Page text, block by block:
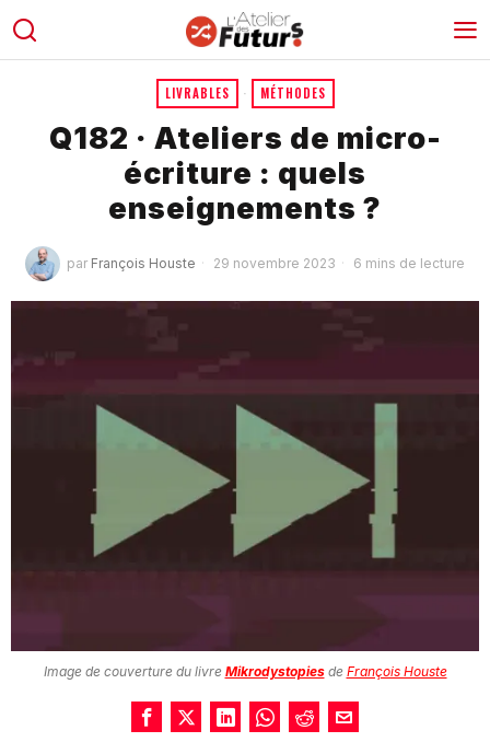
LIVRABLES · MÉTHODES
Q182 · Ateliers de micro-
écriture : quels
enseignements ?
par François Houste 29 novembre 2023 6 mins de lecture
Image de couverture du livre Mikrodystopiesde François Houste